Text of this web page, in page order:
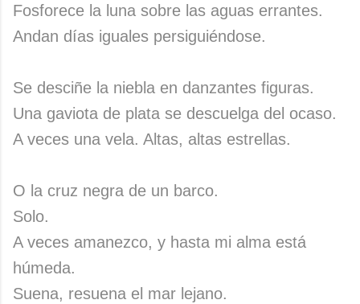
Fosforece la luna sobre las aguas errantes.
Andan días iguales persiguiéndose.
Se desciñe la niebla en danzantes figuras.
Una gaviota de plata se descuelga del ocaso.
A veces una vela. Altas, altas estrellas.
O la cruz negra de un barco.
Solo.
A veces amanezco, y hasta mi alma está
húmeda.
Suena, resuena el mar lejano.